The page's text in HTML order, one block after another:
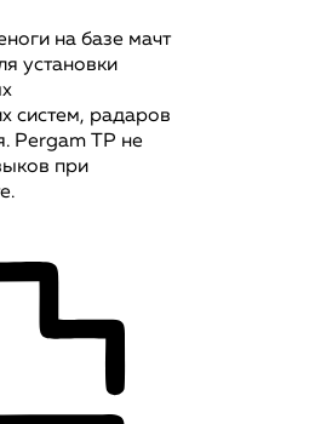
на базе мачт
установки
систем, радаров
Pergam TP не
при